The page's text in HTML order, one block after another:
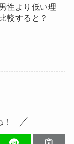
性より低い理
較すると？